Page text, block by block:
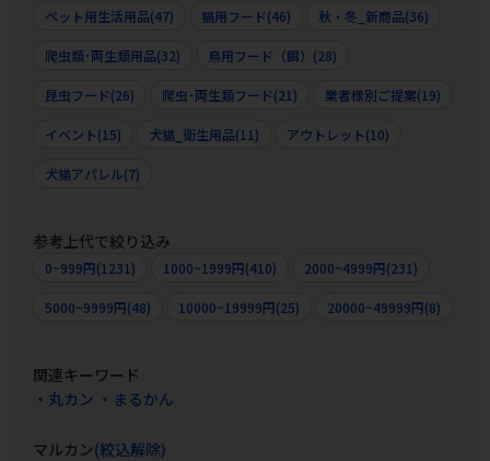
ペット用生活用品(47) 猫用フード(46) 秋・冬_新商品(36)
爬虫類･両生類用品(32) 鳥用フード（餌）(28)
昆虫フード(26) 爬虫･両生類フード(21) 業者様別ご提案(19)
イベント(15) 犬猫_衛生用品(11) アウトレット(10)
犬猫アパレル(7)
参考上代で絞り込み
0~999円(1231) 1000~1999円(410) 2000~4999円(231)
5000~9999円(48) 10000~19999円(25) 20000~49999円(8)
関連キーワード
・丸カン ・まるかん
マルカン(絞込解除)